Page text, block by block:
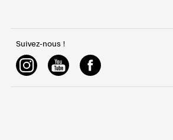
Suivez-nous !